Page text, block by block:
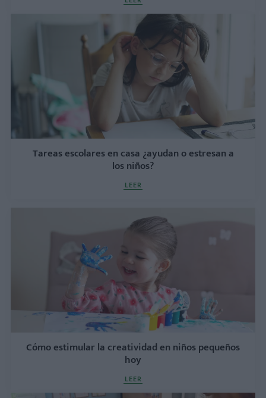
Tareas escolares en casa ¿ayudan o estresan a
los niños?
LEER
Cómo estimular la creatividad en niños pequeños
hoy
LEER